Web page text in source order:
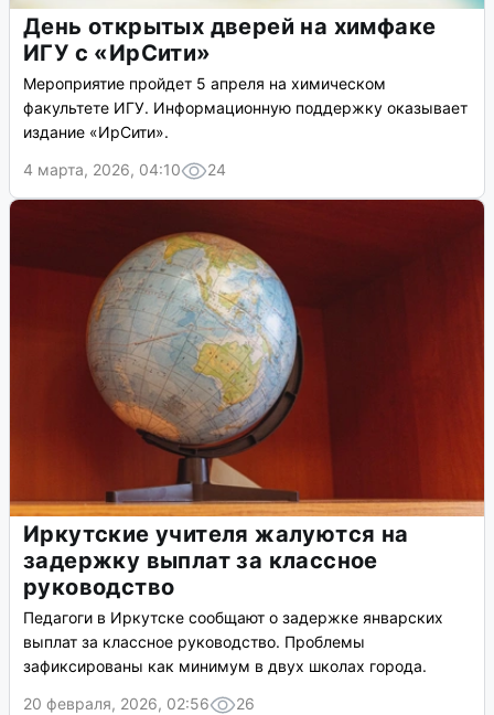
День открытых дверей на химфаке
ИГУ с «ИрСити»
Мероприятие пройдет 5 апреля на химическом
факультете ИГУ. Информационную поддержку оказывает
издание «ИрСити».
4 марта, 2026, 04:10
24
Иркутские учителя жалуются на
задержку выплат за классное
руководство
Педагоги в Иркутске сообщают о задержке январских
выплат за классное руководство. Проблемы
зафиксированы как минимум в двух школах города.
20 февраля, 2026, 02:56
26